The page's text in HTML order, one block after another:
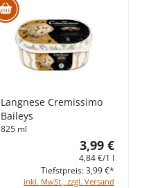
Langnese Cremissimo
Baileys
825 ml
3,99 €
4,84 €/1 l
inkl. MwSt., zzgl. Versand
Tiefstpreis: 3,99 €*